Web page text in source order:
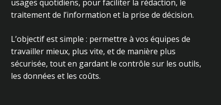
usages quotidiens, pour faciliter la rédaction, le
traitement de l’information et la prise de décision.
L’objectif est simple : permettre à vos équipes de
travailler mieux, plus vite, et de manière plus
sécurisée, tout en gardant le contrôle sur les outils,
les données et les coûts.